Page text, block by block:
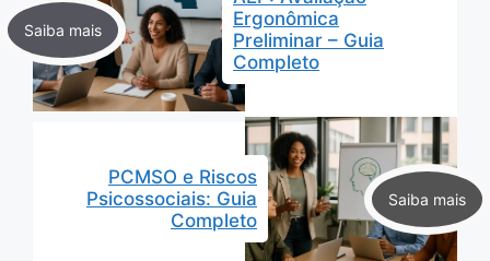
Ergonômica
Preliminar – Guia
Completo
PCMSO e Riscos
Psicossociais: Guia
Completo